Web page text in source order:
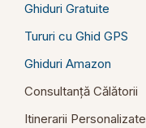
Ghiduri Gratuite
Tururi cu Ghid GPS
Ghiduri Amazon
Consultanță Călătorii
Itinerarii Personalizate